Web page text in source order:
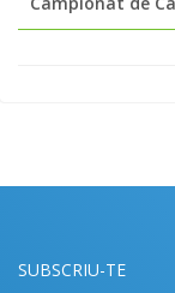
SUBSCRIU-TE